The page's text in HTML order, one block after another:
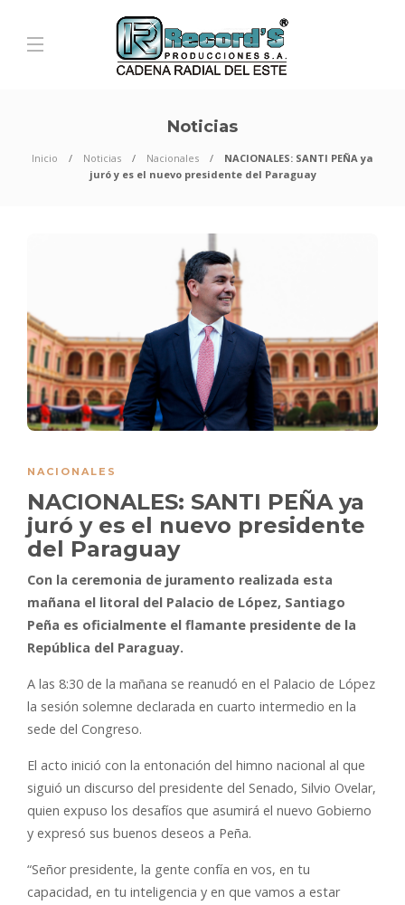
Noticias
Inicio Noticias Nacionales
NACIONALES: SANTI PEÑA ya
juró y es el nuevo presidente del Paraguay
NACIONALES
NACIONALES: SANTI PEÑA ya
juró y es el nuevo presidente
del Paraguay
Con la ceremonia de juramento realizada esta
mañana el litoral del Palacio de López, Santiago
Peña es oficialmente el flamante presidente de la
República del Paraguay.
A las 8:30 de la mañana se reanudó en el Palacio de López
la sesión solemne declarada en cuarto intermedio en la
sede del Congreso.
El acto inició con la entonación del himno nacional al que
siguió un discurso del presidente del Senado, Silvio Ovelar,
quien expuso los desafíos que asumirá el nuevo Gobierno
y expresó sus buenos deseos a Peña.
“Señor presidente, la gente confía en vos, en tu
capacidad, en tu inteligencia y en que vamos a estar